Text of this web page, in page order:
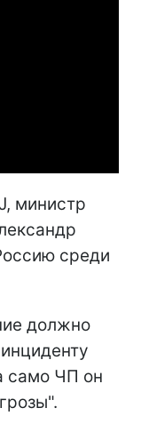
министр
среди
должно
само ЧП он